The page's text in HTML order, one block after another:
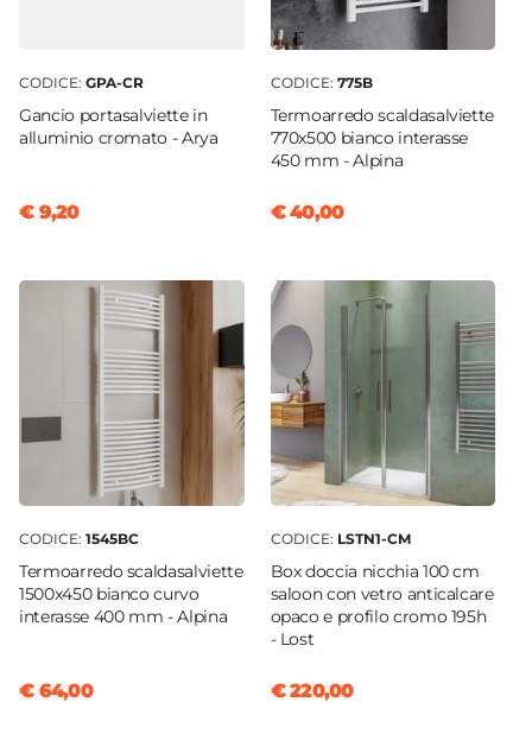
CODICE: GPA-CR
Gancio portasalviette in
alluminio cromato - Arya
€ 9,20
CODICE: 775B
Termoarredo scaldasalviette
770x500 bianco interasse
450 mm - Alpina
€ 40,00
CODICE: 1545BC
Termoarredo scaldasalviette
1500x450 bianco curvo
interasse 400 mm - Alpina
€ 64,00
CODICE: LSTN1-CM
Box doccia nicchia 100 cm
saloon con vetro anticalcare
opaco e profilo cromo 195h
- Lost
€ 220,00